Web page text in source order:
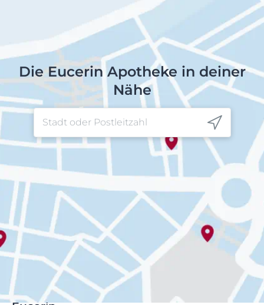
Die Eucerin Apotheke in deiner
Nähe